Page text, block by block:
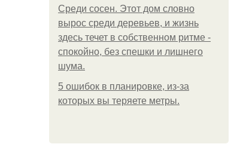
Среди сосен. Этот дом словно
вырос среди деревьев, и жизнь
здесь течет в собственном ритме -
спокойно, без спешки и лишнего
шума.
5 ошибок в планировке, из-за
которых вы теряете метры.